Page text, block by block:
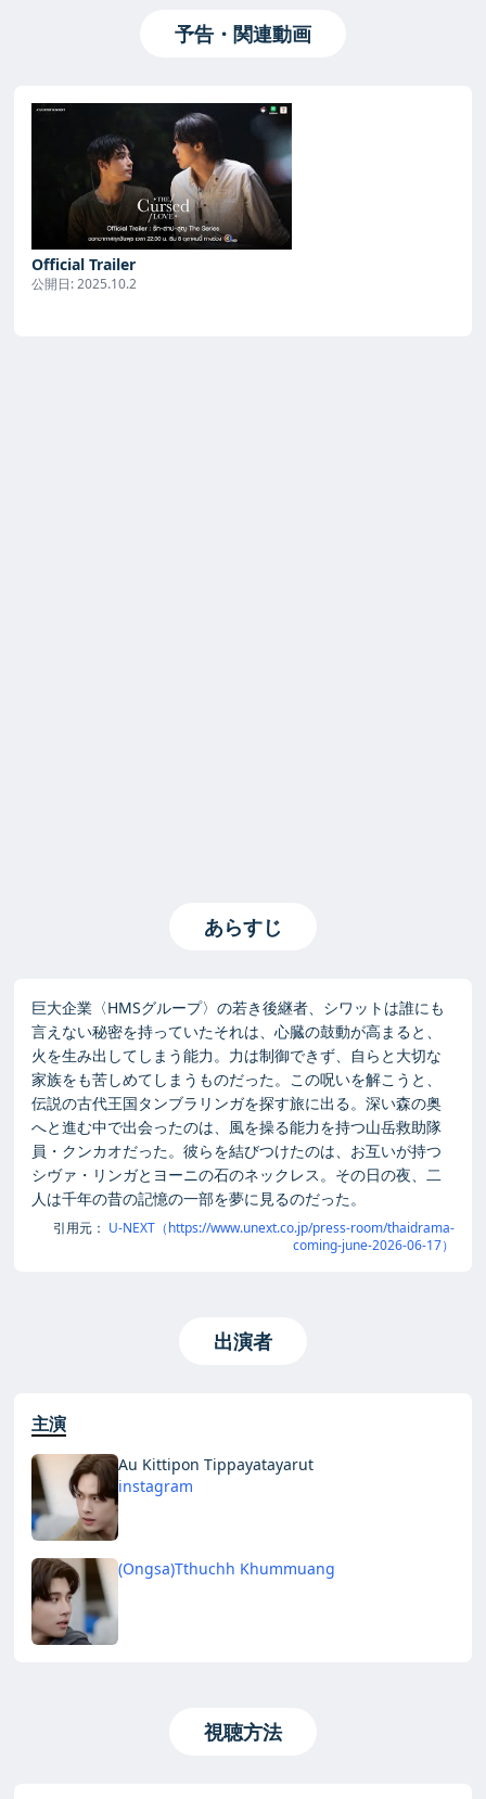
予告・関連動画
Official Trailer
公開日:2025.10.2
あらすじ
巨大企業〈HMSグループ〉の若き後継者、シワットは誰にも
言えない秘密を持っていたそれは、心臓の鼓動が高まると、
火を生み出してしまう能力。力は制御できず、自らと大切な
家族をも苦しめてしまうものだった。この呪いを解こうと、
伝説の古代王国タンブラリンガを探す旅に出る。深い森の奥
へと進む中で出会ったのは、風を操る能力を持つ山岳救助隊
員・クンカオだった。彼らを結びつけたのは、お互いが持つ
シヴァ・リンガとヨーニの石のネックレス。その日の夜、二
人は千年の昔の記憶の一部を夢に見るのだった。
引用元： U-NEXT（https://www.unext.co.jp/press-room/thaidrama-
coming-june-2026-06-17）
出演者
主演
Au Kittipon Tippayatayarut
instagram
(Ongsa)Tthuchh Khummuang
視聴方法